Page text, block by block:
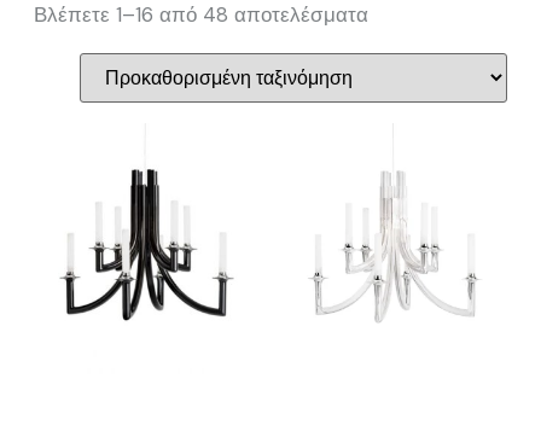
Βλέπετε 1–16 από 48 αποτελέσματα